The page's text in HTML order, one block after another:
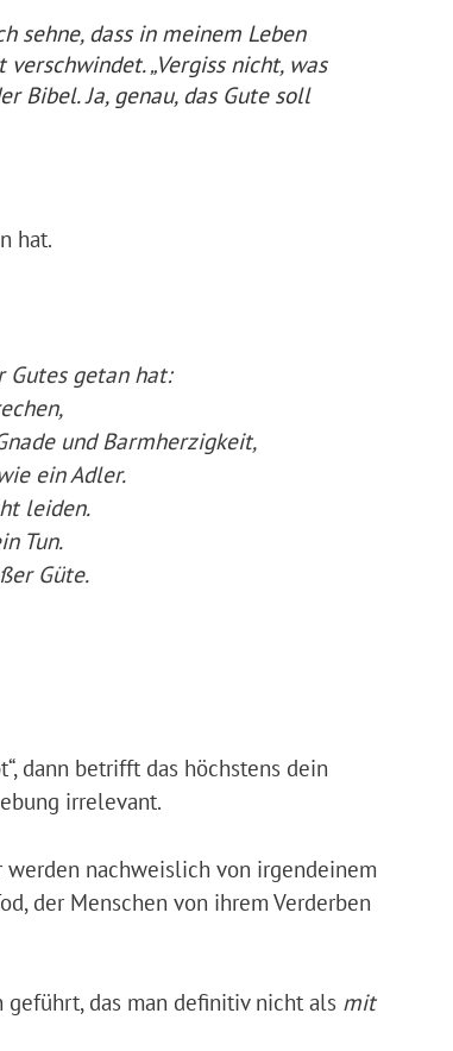
sehne, dass in meinem Leben
„Vergiss nicht, was
Bibel. Ja, genau, das Gute soll
hat.
Gutes getan hat:
und Barmherzigkeit,
ein Adler.
leiden.
Tun.
Güte.
dann betrifft das höchstens dein
irrelevant.
werden nachweislich von irgendeinem
der Menschen von ihrem Verderben
das man definitiv nicht als mit